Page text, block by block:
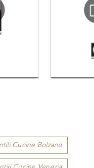
Cucine Bolzano